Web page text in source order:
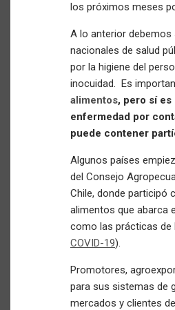
los próximos meses
A lo anterior debemos
nacionales de salud
por la higiene del
inocuidad. Es
alimentos, pero sí
enfermedad por
puede contener
Algunos países
del Consejo
Chile, donde participó
alimentos que abarca
como las prácticas de
COVID-19).
Promotores,
para sus sistemas de
mercados y clientes